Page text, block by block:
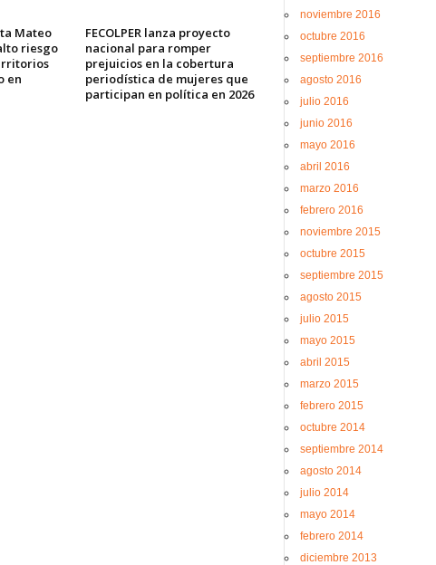
Mateo
riesgo
en
FECOLPER lanza proyecto
nacional para romper
prejuicios en la cobertura
periodística de mujeres que
participan en política en 2026
noviembre 2016
octubre 2016
septiembre 2016
agosto 2016
julio 2016
junio 2016
mayo 2016
abril 2016
marzo 2016
febrero 2016
noviembre 2015
octubre 2015
septiembre 2015
agosto 2015
julio 2015
mayo 2015
abril 2015
marzo 2015
febrero 2015
octubre 2014
septiembre 2014
agosto 2014
julio 2014
mayo 2014
febrero 2014
diciembre 2013